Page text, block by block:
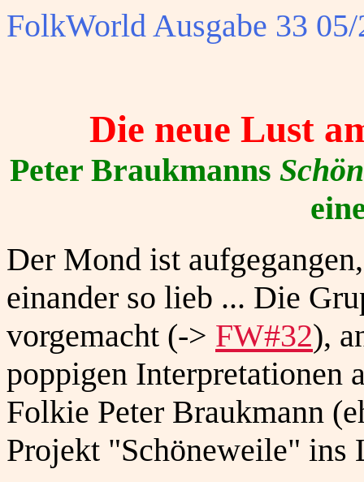
FolkWorldAusgabe 33
Die neue Lust
Peter Braukmanns
Der Mond ist
einander so lieb ... Die
vorgemacht (-> FW#32),
poppigen Interpretationen
Folkie Peter Braukmann
Projekt "Schöneweile" ins